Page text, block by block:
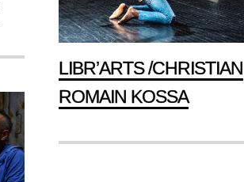
LIBR’ARTS /CHRISTIAN
ROMAIN KOSSA